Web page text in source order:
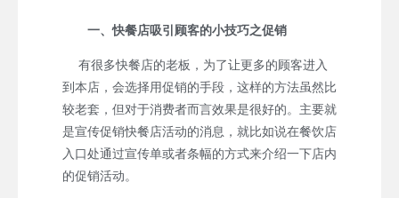
一、快餐店吸引顾客的小技巧之促销
有很多快餐店的老板，为了让更多的顾客进入
到本店，会选择用促销的手段，这样的方法虽然比
较老套，但对于消费者而言效果是很好的。主要就
是宣传促销快餐店活动的消息，就比如说在餐饮店
入口处通过宣传单或者条幅的方式来介绍一下店内
的促销活动。